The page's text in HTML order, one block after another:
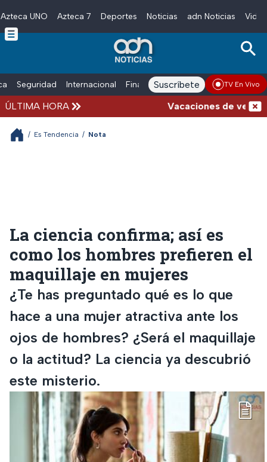
Skip to main content
Azteca UNO Azteca 7 Deportes Noticias adn Noticias
Seguridad Internacional Finanzas adn Noticias Radio
Suscríbete TV En Vivo
ÚLTIMA HORA Vacaciones de verano
/ Es Tendencia / Nota
La ciencia confirma; así es
como los hombres prefieren el
maquillaje en mujeres
¿Te has preguntado qué es lo que
hace a una mujer atractiva ante los
ojos de hombres? ¿Será el maquillaje
o la actitud? La ciencia ya descubrió
este misterio.